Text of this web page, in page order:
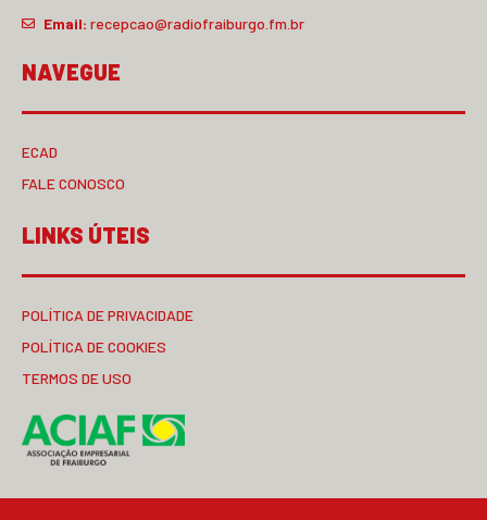
Email: recepcao@radiofraiburgo.fm.br
NAVEGUE
ECAD
FALE CONOSCO
LINKS ÚTEIS
POLÍTICA DE PRIVACIDADE
POLÍTICA DE COOKIES
TERMOS DE USO